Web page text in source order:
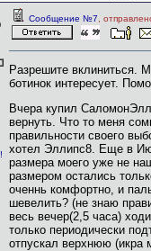
Сообщение №7 ,
Разрешите вклиниться.
ботинок интересует.
Вчера купил
вернуть. Что то меня
правильности своего
хотел Эллипс8. Еще в
размера моего уже не
размером остались
оченнь комфортно, и
шевелить? (не знаю
весь вечер(2,5 часа)
только периодически
отпускал верхнюю (икра